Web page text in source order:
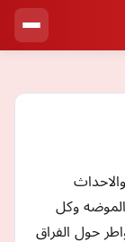
وكل
حول الفراق